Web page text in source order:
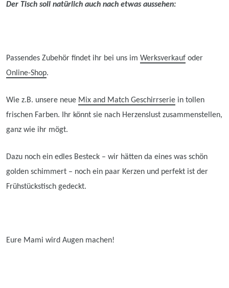
Der Tisch soll natürlich auch nach etwas aussehen:
Passendes Zubehör findet ihr bei uns im Werksverkauf oder
Online-Shop.
Wie z.B. unsere neue Mix and Match Geschirrserie in tollen
frischen Farben. Ihr könnt sie nach Herzenslust zusammenstellen,
ganz wie ihr mögt.
Dazu noch ein edles Besteck – wir hätten da eines was schön
golden schimmert – noch ein paar Kerzen und perfekt ist der
Frühstückstisch gedeckt.
Eure Mami wird Augen machen!